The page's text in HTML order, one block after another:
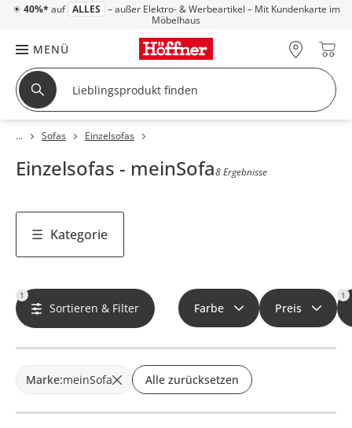
☀ 40%* auf ALLES – außer Elektro- & Werbeartikel – Mit Kundenkarte im
Möbelhaus
MENÜ
Sofas Einzelsofas
Einzelsofas - meinSofa8 Ergebnisse
Kategorie
1
Sortieren & Filter Farbe Preis
1
Marke:meinSofa Alle zurücksetzen